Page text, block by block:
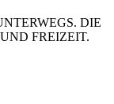
DIE
FREIZEIT.